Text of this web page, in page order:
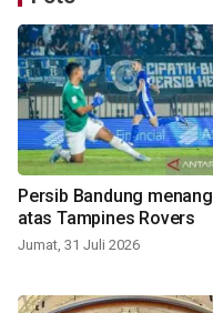
Persib Bandung menang
atas Tampines Rovers
Jumat, 31 Juli 2026